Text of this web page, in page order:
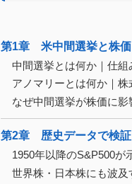
第1章 米中間選挙と株価
中間選挙とは何か｜仕
アノマリーとは何か｜
なぜ中間選挙が株価に
第2章 歴史データで検証
1950年以降のS&P500が
世界株・日本株にも波及